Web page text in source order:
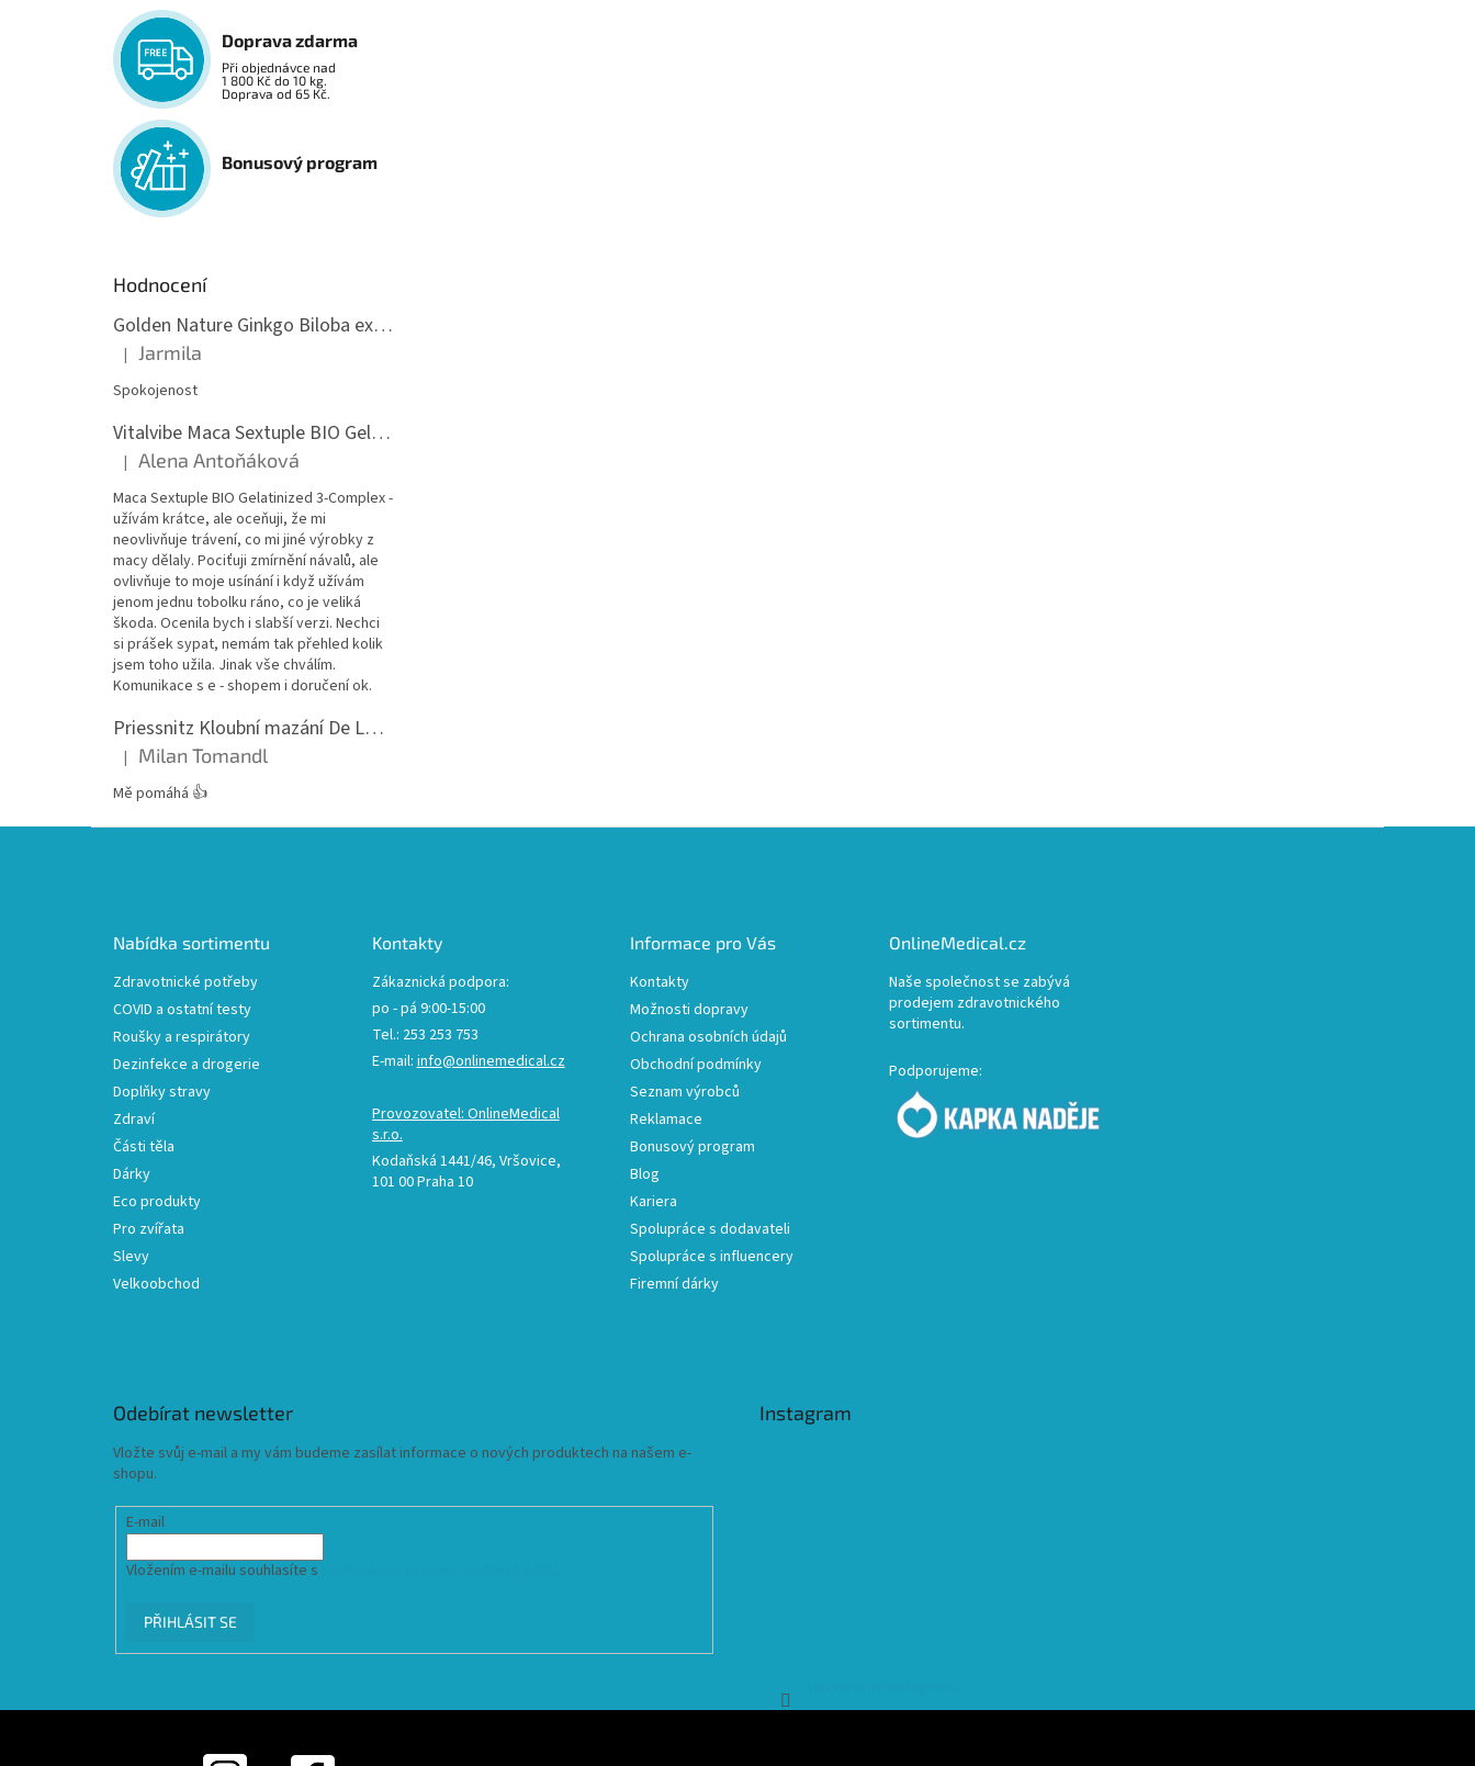
Doprava zdarma
Při objednávce nad
1 800 Kč do 10 kg.
Doprava od 65 Kč.
Bonusový program
Hodnocení
Golden Nature Ginkgo Biloba extrakt 50:1 60mg, 100 kapslí
Hodnocení produktu je 5 z 5 hvězdiček.
| Jarmila
Spokojenost
Vitalvibe Maca Sextuple BIO Gelatinized 3-Complex, 60 kapslí
Hodnocení produktu je 5 z 5 hvězdiček.
| Alena Antoňáková
Maca Sextuple BIO Gelatinized 3-Complex -
užívám krátce, ale oceňuji, že mi
neovlivňuje trávení, co mi jiné výrobky z
macy dělaly. Pociťuji zmírnění návalů, ale
ovlivňuje to moje usínání i když užívám
jenom jednu tobolku ráno, co je veliká
škoda. Ocenila bych i slabší verzi. Nechci
si prášek sypat, nemám tak přehled kolik
jsem toho užila. Jinak vše chválím.
Komunikace s e - shopem i doručení ok.
Priessnitz Kloubní mazání De Luxe, 200ml
Hodnocení produktu je 5 z 5 hvězdiček.
| Milan Tomandl
Mě pomáhá 👍
Nabídka sortimentu
Zdravotnické potřeby
COVID a ostatní testy
Roušky a respirátory
Dezinfekce a drogerie
Doplňky stravy
Zdraví
Části těla
Dárky
Eco produkty
Pro zvířata
Slevy
Velkoobchod
Kontakty
Zákaznická podpora:
po - pá 9:00-15:00
Tel.: 253 253 753
E-mail: info@onlinemedical.cz
Provozovatel: OnlineMedical
s.r.o.
Kodaňská 1441/46, Vršovice,
101 00 Praha 10
Informace pro Vás
Kontakty
Možnosti dopravy
Ochrana osobních údajů
Obchodní podmínky
Seznam výrobců
Reklamace
Bonusový program
Blog
Kariera
Spolupráce s dodavateli
Spolupráce s influencery
Firemní dárky
OnlineMedical.cz
Naše společnost se zabývá
prodejem zdravotnického
sortimentu.
Podporujeme:
Odebírat newsletter
Vložte svůj e-mail a my vám budeme zasílat informace o nových produktech na našem e-
shopu.
E-mail
Vložením e-mailu souhlasíte s
PŘIHLÁSIT SE
Instagram